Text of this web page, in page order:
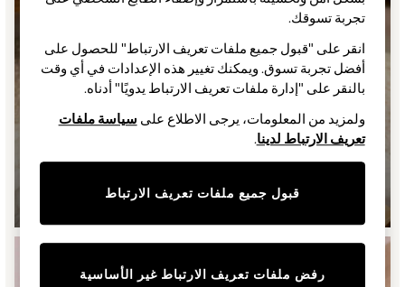
Baby Summer Nightwear
Sets & Outfits
Rompers
Sandals
Swimwear
Sun Hats & Caps
Mens' Holiday Shop
Shirts
Polo Shirts
Trousers & Chinos
البنات
تجربة تسوقك.‏
انقر على "قبول جميع ملفات تعريف الارتباط" للحصول على
أفضل تجربة تسوق. ويمكنك تغيير هذه الإعدادات في أي وقت
بالنقر على "إدارة ملفات تعريف الارتباط يدويًا" أدناه.
ولمزيد من المعلومات، يرجى الاطلاع على سياسة ملفات
تعريف الارتباط لدينا.
قبول جميع ملفات تعريف الارتباط
رفض ملفات تعريف الارتباط غير الأساسية